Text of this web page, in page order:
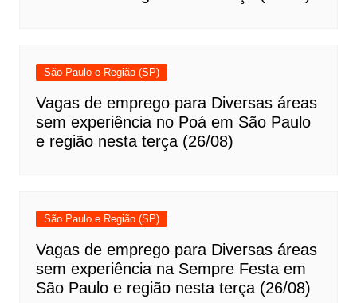
São Paulo e Região (SP)
Vagas de emprego para Diversas áreas
sem experiência no Poá em São Paulo
e região nesta terça (26/08)
São Paulo e Região (SP)
Vagas de emprego para Diversas áreas
sem experiência na Sempre Festa em
São Paulo e região nesta terça (26/08)